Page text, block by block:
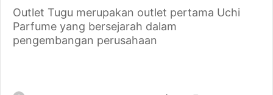
Outlet Tugu merupakan outlet pertama Uchi
Parfume yang bersejarah dalam
pengembangan perusahaan